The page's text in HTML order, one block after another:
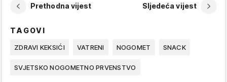
Prethodna vijest Sljedeća vijest
TAGOVI
ZDRAVI KEKSIĆI VATRENI NOGOMET SNACK
SVJETSKO NOGOMETNO PRVENSTVO